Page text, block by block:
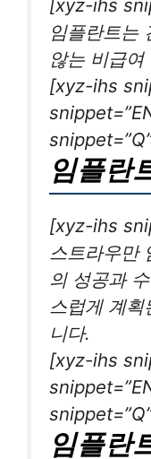
[xyz-ihs
임플란트는
않는 비급여
[xyz-ihs
임플란
[xyz-ihs
스트라우만
의 성공과
스럽게 계획
니다.
[xyz-ihs
임플란